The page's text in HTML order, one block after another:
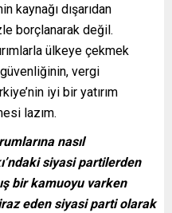
kaynağı dışarıdan
borçlanarak değil.
ülkeye çekmek
vergi
iyi bir yatırım
lazım.
nasıl
siyasi partilerden
bir kamuoyu varken
eden siyasi parti olarak